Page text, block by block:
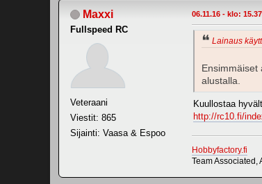
Maxxi
Fullspeed RC
Veteraani
Viestit: 865
Sijainti: Vaasa & Espoo
06.11.16 - klo: 15.37
Lainaus
Ensimmäiset
alustalla.
Kuullostaa
http://rc10.fi/
Hobbyfactory.fi
Team Associated,